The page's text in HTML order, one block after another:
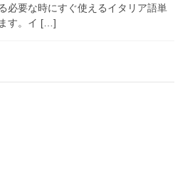
必要な時にすぐ使えるイタリア語単
す。イ […]